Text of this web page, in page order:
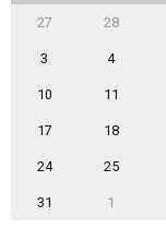
27 28
3 4
10 11
17 18
24 25
31 1